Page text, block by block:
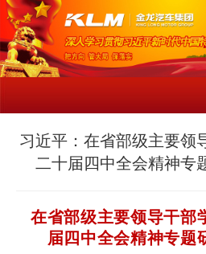
习近平：在省部级主要领
二十届四中全会精神专
在省部级主要领导干部
届四中全会精神专题